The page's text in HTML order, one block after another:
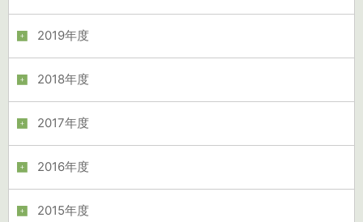
2019年度
2018年度
2017年度
2016年度
2015年度